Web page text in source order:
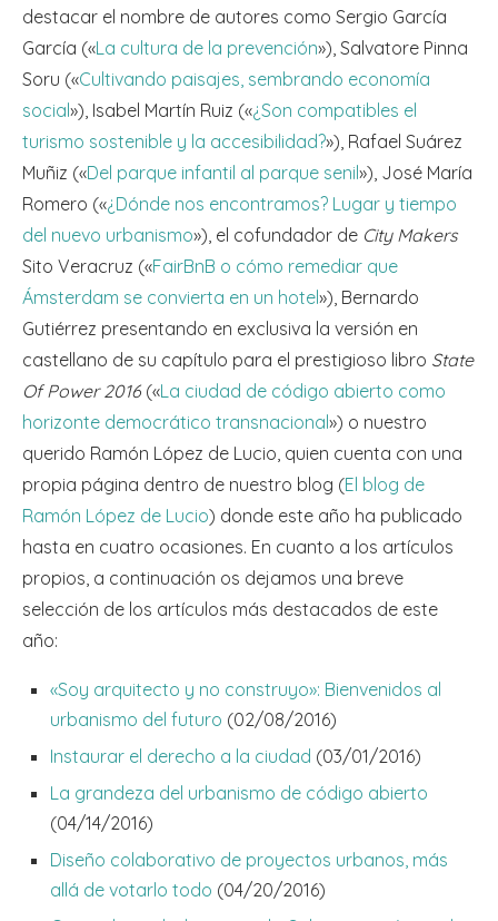
destacar el nombre de autores como Sergio García
García («La cultura de la prevención»), Salvatore Pinna
Soru («Cultivando paisajes, sembrando economía
social»), Isabel Martín Ruiz («¿Son compatibles el
turismo sostenible y la accesibilidad?»), Rafael Suárez
Muñiz («Del parque infantil al parque senil»), José María
Romero («¿Dónde nos encontramos? Lugar y tiempo
del nuevo urbanismo»), el cofundador de City Makers
Sito Veracruz («FairBnB o cómo remediar que
Ámsterdam se convierta en un hotel»), Bernardo
Gutiérrez presentando en exclusiva la versión en
castellano de su capítulo para el prestigioso libro State
Of Power 2016 («La ciudad de código abierto como
horizonte democrático transnacional») o nuestro
querido Ramón López de Lucio, quien cuenta con una
propia página dentro de nuestro blog (El blog de
Ramón López de Lucio) donde este año ha publicado
hasta en cuatro ocasiones. En cuanto a los artículos
propios, a continuación os dejamos una breve
selección de los artículos más destacados de este
año:
«Soy arquitecto y no construyo»: Bienvenidos al
urbanismo del futuro (02/08/2016)
Instaurar el derecho a la ciudad (03/01/2016)
La grandeza del urbanismo de código abierto
(04/14/2016)
Diseño colaborativo de proyectos urbanos, más
allá de votarlo todo (04/20/2016)